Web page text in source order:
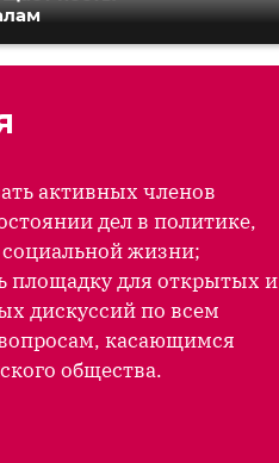
активных членов
дел в политике,
жизни;
площадку для открытых и
дискуссий по всем
касающимся
общества.